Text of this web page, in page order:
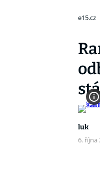
e15.cz
luk
6. října